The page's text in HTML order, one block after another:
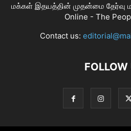
மக்கள் இதயத்தின் முதன்மை தேர்வு
Online - The
Contact us:
FOLLOW